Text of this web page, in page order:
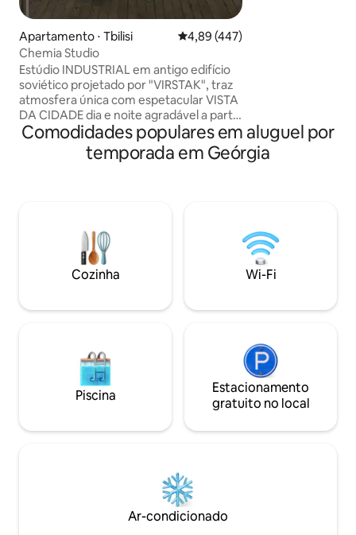
Apartamento ⋅ Tbilisi 4,89 de uma avaliação média de
4,89 (447)
Chemia Studio
Estúdio INDUSTRIAL em antigo edifício
soviético projetado por "VIRSTAK", traz
atmosfera única com espetacular VISTA
DA CIDADE dia e noite agradável a partir
da BANHEIRA. -100% FEITO À MÃO. - Não
é um apartamento
aconchegante/funcional ALEATÓRIO, as
se sentir como nos filmes. - VINÍCOLA -
9 TIPOS de vinho - Projetor de filmes
Traslado do aeroporto Suzuki Swift 80
Comodidades populares em aluguel por
temporada em Geórgia
Cozinha Wi-Fi
Piscina
Estacionamento
gratuito no local
Ar-condicionado